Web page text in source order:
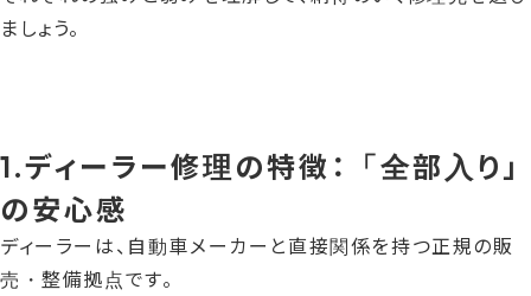
ましょう。
1.ディーラー修理の特徴：「全部入り」
の安心感
ディーラーは、自動車メーカーと直接関係を持つ正規の販
売・整備拠点です。